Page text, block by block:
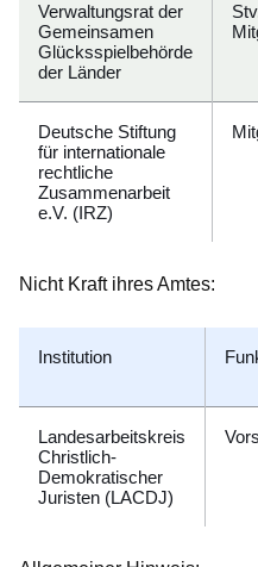
Verwaltungsrat der
Gemeinsamen
Glücksspielbehörde
der Länder
Deutsche Stiftung
für internationale
rechtliche
Zusammenarbeit
e.V. (IRZ)
Nicht Kraft ihres Amtes:
Institution
Landesarbeitskreis
Christlich-
Demokratischer
Juristen (LACDJ)